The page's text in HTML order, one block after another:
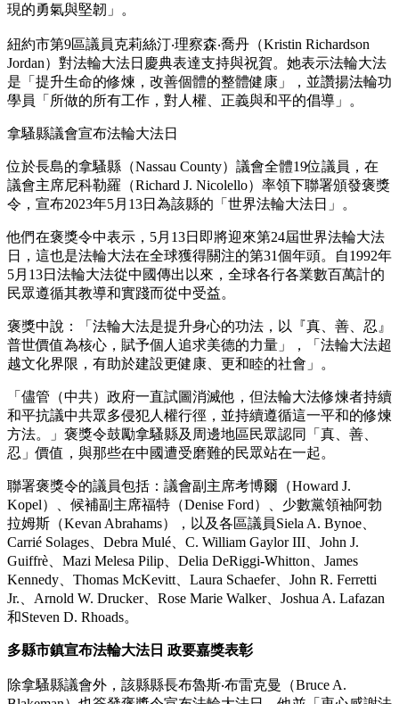
現的勇氣與堅韌」。
紐約市第9區議員克莉絲汀‧理察森‧喬丹（Kristin Richardson
Jordan）對法輪大法日慶典表達支持與祝賀。她表示法輪大法
是「提升生命的修煉，改善個體的整體健康」，並讚揚法輪功
學員「所做的所有工作，對人權、正義與和平的倡導」。
拿騷縣議會宣布法輪大法日
位於長島的拿騷縣（Nassau County）議會全體19位議員，在
議會主席尼科勒羅（Richard J. Nicolello）率領下聯署頒發褒獎
令，宣布2023年5月13日為該縣的「世界法輪大法日」。
他們在褒獎令中表示，5月13日即將迎來第24屆世界法輪大法
日，這也是法輪大法在全球獲得關注的第31個年頭。自1992年
5月13日法輪大法從中國傳出以來，全球各行各業數百萬計的
民眾遵循其教導和實踐而從中受益。
褒獎中說：「法輪大法是提升身心的功法，以『真、善、忍』
普世價值為核心，賦予個人追求美德的力量」，「法輪大法超
越文化界限，有助於建設更健康、更和睦的社會」。
「儘管（中共）政府一直試圖消滅他，但法輪大法修煉者持續
和平抗議中共眾多侵犯人權行徑，並持續遵循這一平和的修煉
方法。」褒獎令鼓勵拿騷縣及周邊地區民眾認同「真、善、
忍」價值，與那些在中國遭受磨難的民眾站在一起。
聯署褒獎令的議員包括：議會副主席考博爾（Howard J.
Kopel）、候補副主席福特（Denise Ford）、少數黨領袖阿勃
拉姆斯（Kevan Abrahams），以及各區議員Siela A. Bynoe、
Carrié Solages、Debra Mulé、C. William Gaylor III、John J.
Guiffrè、Mazi Melesa Pilip、Delia DeRiggi-Whitton、James
Kennedy、Thomas McKevitt、Laura Schaefer、John R. Ferretti
Jr.、Arnold W. Drucker、Rose Marie Walker、Joshua A. Lafazan
和Steven D. Rhoads。
多縣市鎮宣布法輪大法日 政要嘉獎表彰
除拿騷縣議會外，該縣縣長布魯斯‧布雷克曼（Bruce A.